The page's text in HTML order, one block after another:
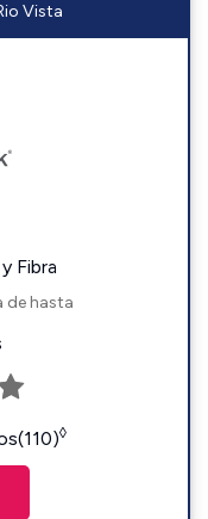
Vista
Fibra
de hasta
◊